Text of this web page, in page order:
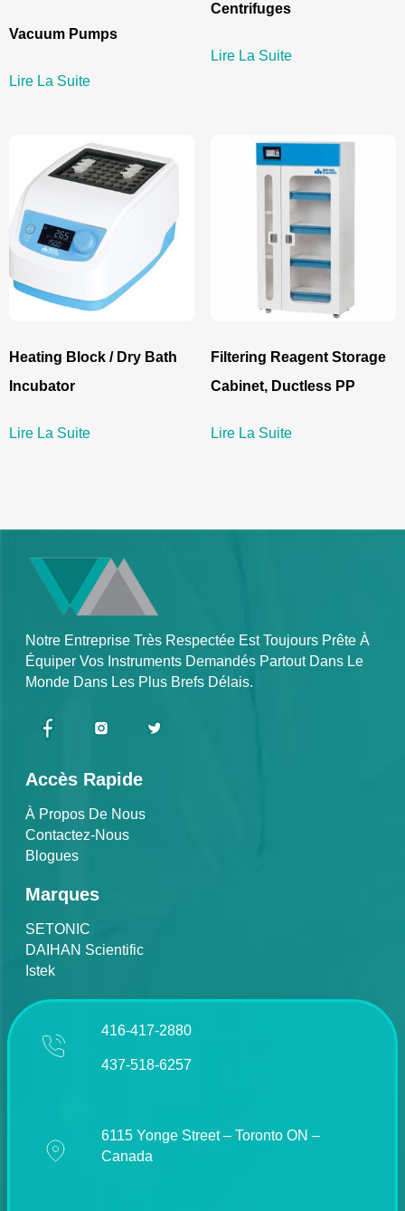
Vacuum Pumps
Lire La Suite
Centrifuges
Lire La Suite
Heating Block / Dry Bath
Incubator
Lire La Suite
Filtering Reagent Storage
Cabinet, Ductless PP
Lire La Suite
Notre Entreprise Très Respectée Est Toujours Prête À
Équiper Vos Instruments Demandés Partout Dans Le
Monde Dans Les Plus Brefs Délais.
Accès Rapide
À Propos De Nous
Contactez-Nous
Blogues
Marques
SETONIC
DAIHAN Scientific
Istek
416-417-2880
437-518-6257
6115 Yonge Street – Toronto ON –
Canada